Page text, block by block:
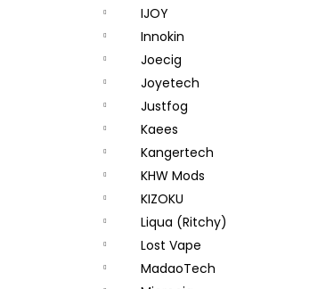
IJOY
Innokin
Joecig
Joyetech
Justfog
Kaees
Kangertech
KHW Mods
KIZOKU
Liqua (Ritchy)
Lost Vape
MadaoTech